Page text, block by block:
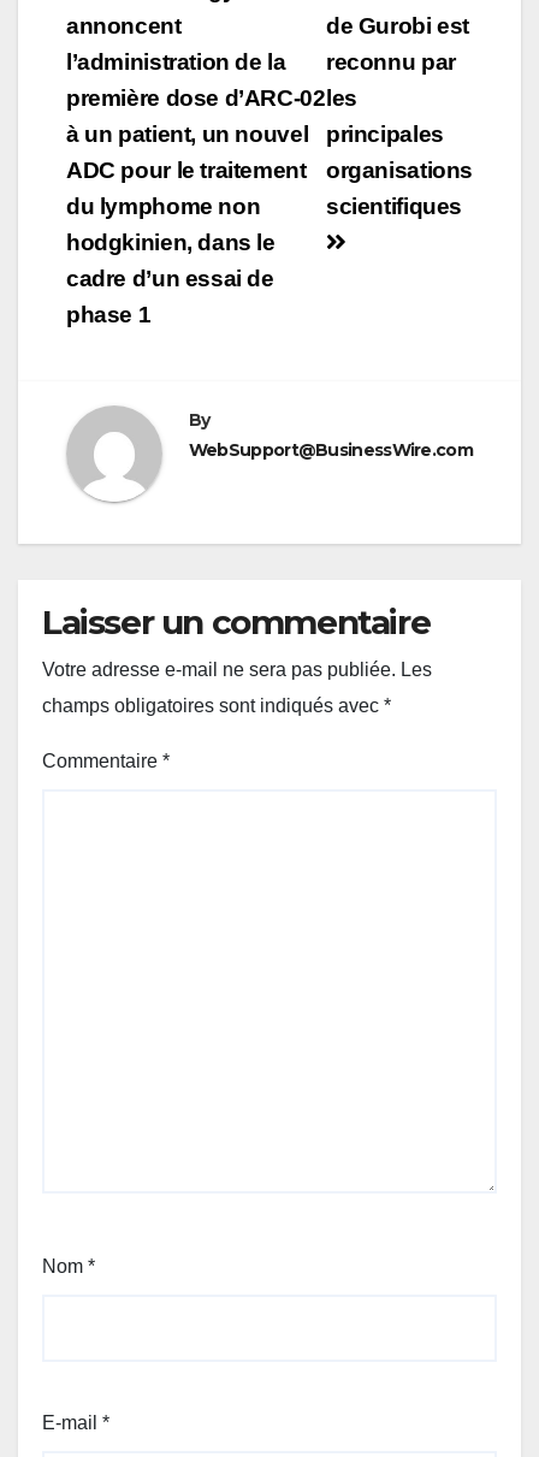
l’article
de Gurobi est
reconnu par
les
principales
organisations
scientifiques
annoncent
l’administration de la
première dose d’ARC-02
à un patient, un nouvel
ADC pour le traitement
du lymphome non
hodgkinien, dans le
cadre d’un essai de
phase 1
By
WebSupport@BusinessWire.com
Laisser un commentaire
Votre adresse e-mail ne sera pas publiée. Les
champs obligatoires sont indiqués avec *
Commentaire *
Nom *
E-mail *